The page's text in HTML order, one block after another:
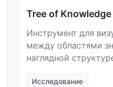
Tree of Knowledge
Инструмент для
между областями
наглядной
Исследование